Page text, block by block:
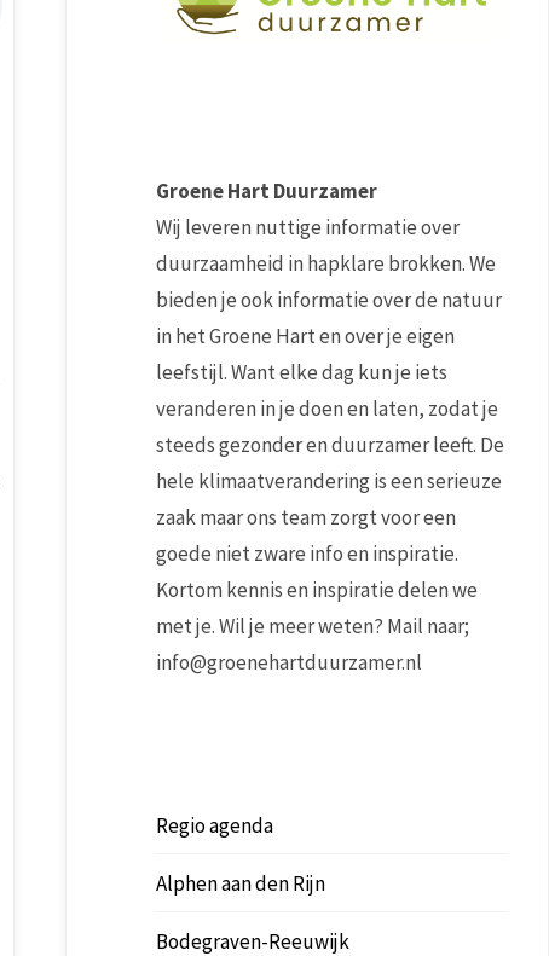
Groene Hart Duurzamer
Wij leveren nuttige informatie over
duurzaamheid in hapklare brokken. We
bieden je ook informatie over de natuur
in het Groene Hart en over je eigen
leefstijl. Want elke dag kun je iets
veranderen in je doen en laten, zodat je
steeds gezonder en duurzamer leeft. De
hele klimaatverandering is een serieuze
zaak maar ons team zorgt voor een
goede niet zware info en inspiratie.
Kortom kennis en inspiratie delen we
met je. Wil je meer weten? Mail naar;
info@groenehartduurzamer.nl
Regio agenda
Alphen aan den Rijn
Bodegraven-Reeuwijk